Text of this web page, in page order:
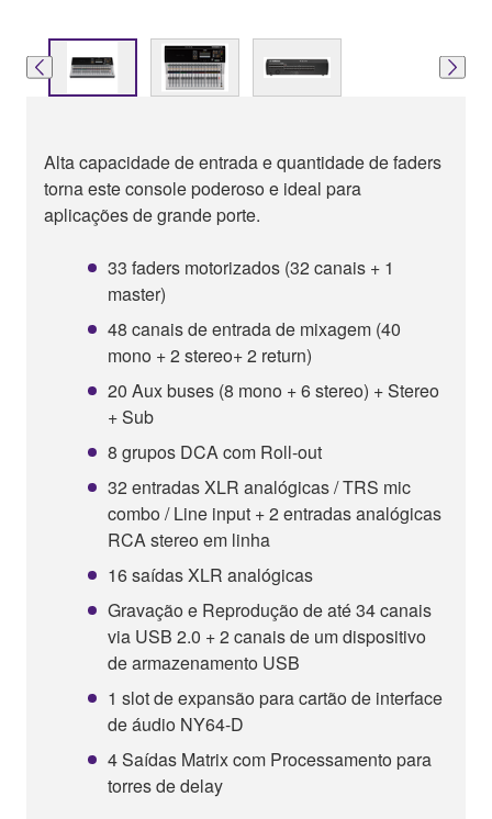
Alta capacidade de entrada e quantidade de faders
torna este console poderoso e ideal para
aplicações de grande porte.
33 faders motorizados (32 canais + 1
master)
48 canais de entrada de mixagem (40
mono + 2 stereo+ 2 return)
20 Aux buses (8 mono + 6 stereo) + Stereo
+ Sub
8 grupos DCA com Roll-out
32 entradas XLR analógicas / TRS mic
combo / Line input + 2 entradas analógicas
RCA stereo em linha
16 saídas XLR analógicas
Gravação e Reprodução de até 34 canais
via USB 2.0 + 2 canais de um dispositivo
de armazenamento USB
1 slot de expansão para cartão de interface
de áudio NY64-D
4 Saídas Matrix com Processamento para
torres de delay